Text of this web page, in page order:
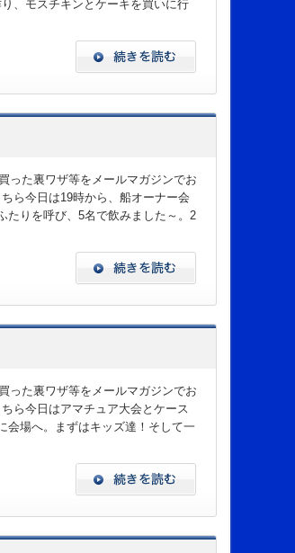
、モスチキンとケーキを買いに行
った裏ワザ等をメールマガジンでお
ら今日は19時から、船オーナー会
たりを呼び、5名で飲みました～。2
った裏ワザ等をメールマガジンでお
ら今日はアマチュア大会とケース
会場へ。まずはキッズ達！そして一